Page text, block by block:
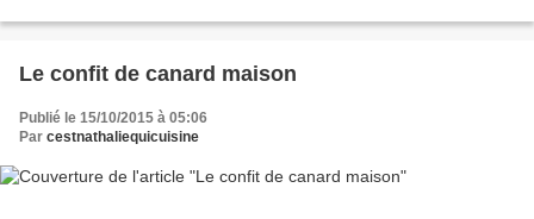
Le confit de canard maison
Publié le 15/10/2015 à 05:06
Par cestnathaliequicuisine